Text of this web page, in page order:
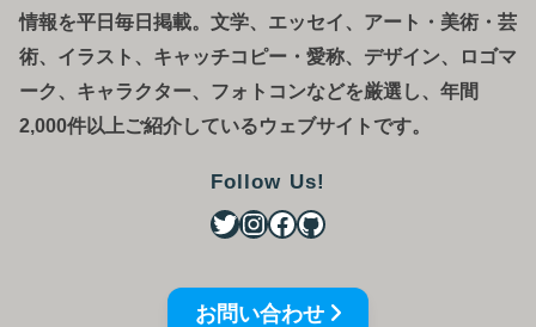
情報を平日毎日掲載。文学、エッセイ、アート・美術・芸
術、イラスト、キャッチコピー・愛称、デザイン、ロゴマ
ーク、キャラクター、フォトコンなどを厳選し、年間
2,000件以上ご紹介しているウェブサイトです。
Follow Us!
お問い合わせ